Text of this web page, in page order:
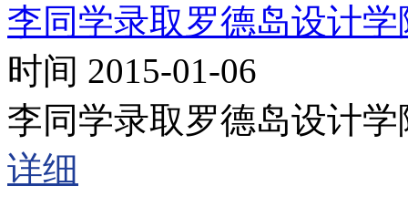
李同学录取罗德岛设计
时间 2015-01-06
李同学录取罗德岛设计
详细